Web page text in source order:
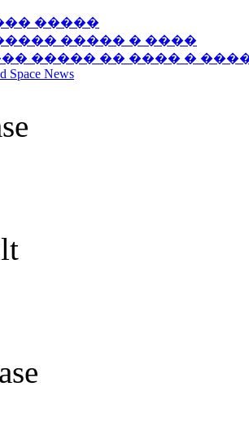
�����
����� � ����
����� �� ���� �
Space News